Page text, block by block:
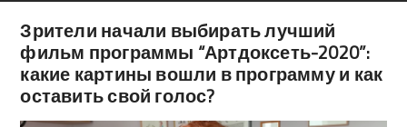
Зрители начали выбирать лучший
фильм программы “Артдоксеть-2020”:
какие картины вошли в программу и как
оставить свой голос?